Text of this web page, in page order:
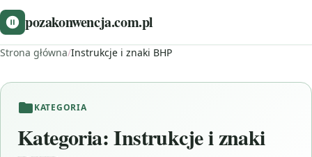
pozakonwencja.com.pl
Strona główna/Instrukcje i znaki BHP
KATEGORIA
Kategoria:Instrukcje i znaki